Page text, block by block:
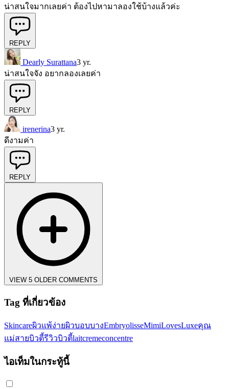
น่าสนใจมากเลยค่า ต้องไปหามาลองใช้บ้างแล้วค่ะ
REPLY
Dearly Surattana3 yr.
น่าสนใจจัง อยากลองเลยค่า
REPLY
irenerina3 yr.
ดีงามค่า
REPLY
VIEW 5 OLDER COMMENTS
Tag ที่เกี่ยวข้อง
Skincareผิวแพ้ง่ายผิวบอบบางEmbryolisseMimiLovesLuxeคุณ
แม่สายบิวตี้รีวิวบิวตี้laitcremeconcentre
ไอเท็มในกระทู้นี้